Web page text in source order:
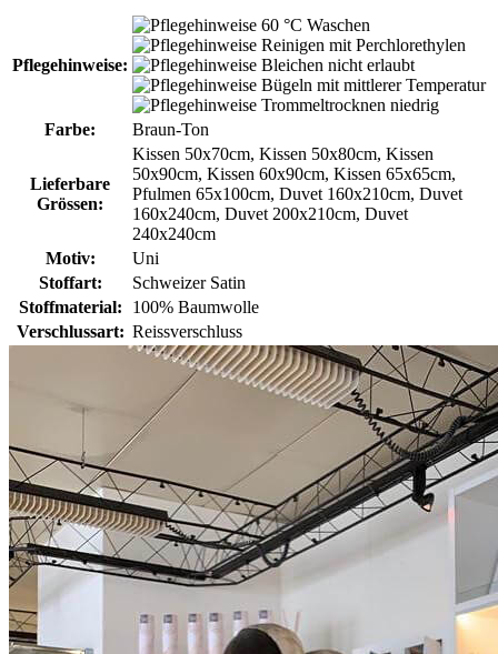
Pflegehinweise:
60 °C Waschen
Reinigen mit Perchlorethylen
Bleichen nicht erlaubt
Bügeln mit mittlerer Temperatur
Trommeltrocknen niedrig
Farbe:
Braun-Ton
Lieferbare
Grössen:
Kissen 50x70cm, Kissen 50x80cm, Kissen
50x90cm, Kissen 60x90cm, Kissen 65x65cm,
Pfulmen 65x100cm, Duvet 160x210cm, Duvet
160x240cm, Duvet 200x210cm, Duvet
240x240cm
Motiv:
Uni
Stoffart:
Schweizer Satin
Stoffmaterial:
100% Baumwolle
Verschlussart: Reissverschluss